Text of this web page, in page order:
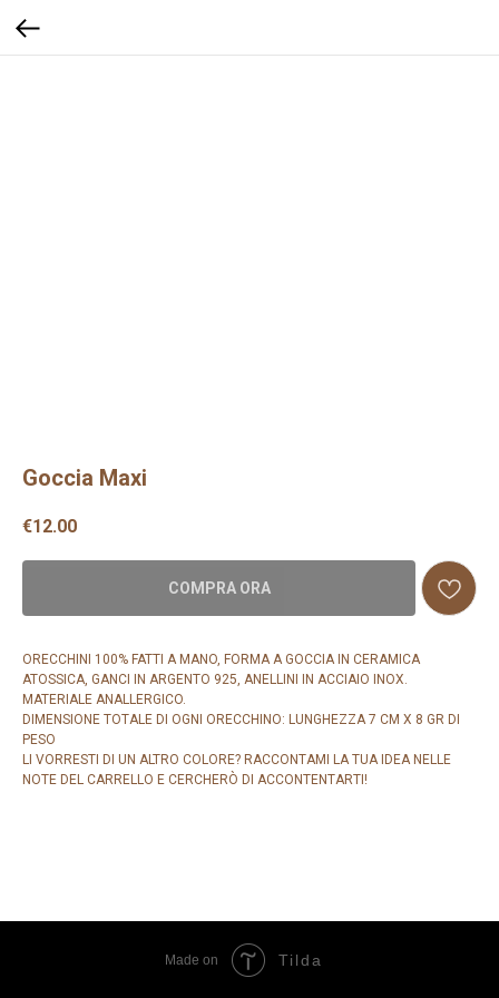
Goccia Maxi
€12.00
COMPRA ORA
ORECCHINI 100% FATTI A MANO, FORMA A GOCCIA IN CERAMICA
ATOSSICA, GANCI IN ARGENTO 925, ANELLINI IN ACCIAIO INOX.
MATERIALE ANALLERGICO.
DIMENSIONE TOTALE DI OGNI ORECCHINO: LUNGHEZZA 7 CM X 8 GR DI
PESO
LI VORRESTI DI UN ALTRO COLORE? RACCONTAMI LA TUA IDEA NELLE
NOTE DEL CARRELLO E CERCHERÒ DI ACCONTENTARTI!
Made on Tilda